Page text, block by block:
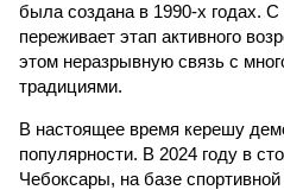
была создана в 1990-х годах.
переживает этап активного
этом неразрывную связь с
традициями.
В настоящее время керешу
популярности. В 2024 году в
Чебоксары, на базе